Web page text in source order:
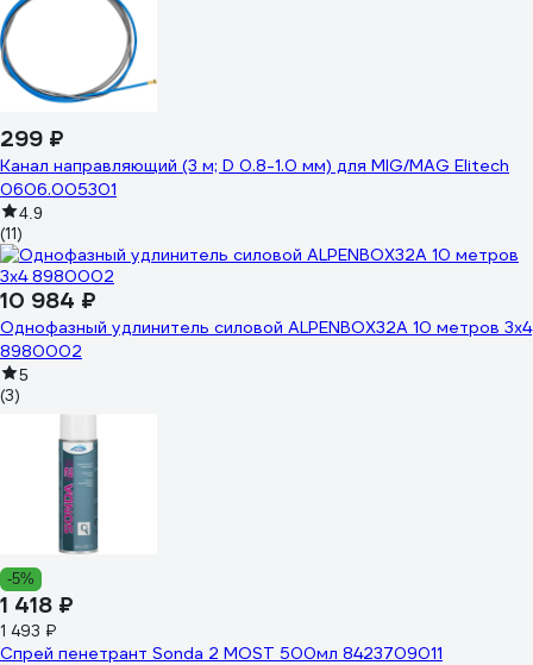
299 ₽
Канал направляющий (3 м; D 0.8-1.0 мм) для MIG/MAG Elitech
0606.005301
4.9
(11)
10 984 ₽
Однофазный удлинитель силовой ALPENBOX32A 10 метров 3х4
8980002
5
(3)
-5%
1 418 ₽
1 493 ₽
Спрей пенетрант Sonda 2 MOST 500мл 8423709011